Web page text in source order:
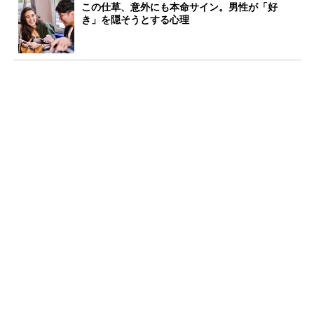
この仕草、意外にも本命サイン。男性が「好
き」を隠そうとする心理